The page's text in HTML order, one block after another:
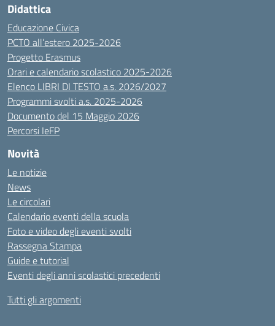
Didattica
Educazione Civica
PCTO all’estero 2025-2026
Progetto Erasmus
Orari e calendario scolastico 2025-2026
Elenco LIBRI DI TESTO a.s. 2026/2027
Programmi svolti a.s. 2025-2026
Documento del 15 Maggio 2026
Percorsi IeFP
Novità
Le notizie
News
Le circolari
Calendario eventi della scuola
Foto e video degli eventi svolti
Rassegna Stampa
Guide e tutorial
Eventi degli anni scolastici precedenti
Tutti gli argomenti